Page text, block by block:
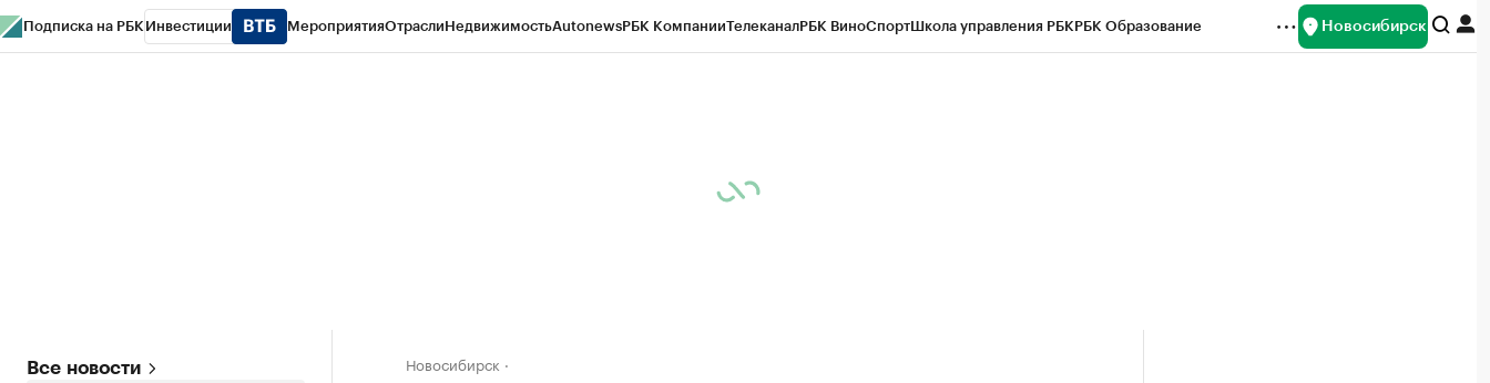
Подписка на РБК Инвестиции МероприятияОтраслиНедвижимостьAutonewsРБК КомпанииТелеканалРБК ВиноСпортШкола управления РБКРБК Образование Новосибирск
Все новости Новосибирск